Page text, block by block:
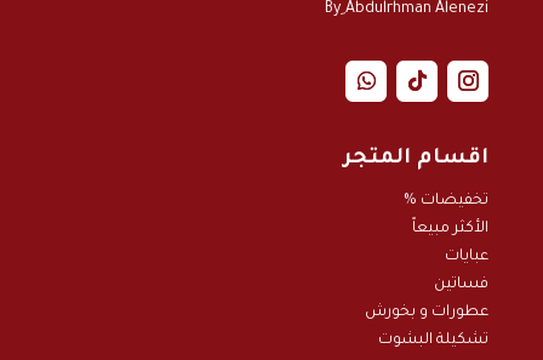
By ِAbdulrhman Alenezi
اقسام المتجر
تخفيضات %
الأكثر مبيعاً
عبايات
فساتين
عطورات و بخورش
تشكيلة البشوت